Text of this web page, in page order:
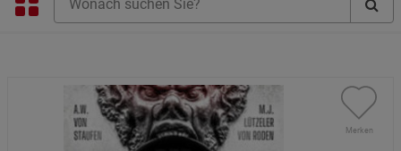
Merken